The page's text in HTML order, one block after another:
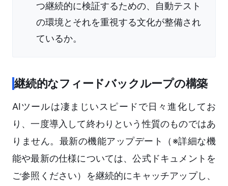
つ継続的に検証するための、自動テスト
の環境とそれを重視する文化が整備され
ているか。
継続的なフィードバックループの構築
AIツールは凄まじいスピードで日々進化してお
り、一度導入して終わりという性質のものではあ
りません。最新の機能アップデート（※詳細な機
能や最新の仕様については、公式ドキュメントを
ご参照ください）を継続的にキャッチアップし、